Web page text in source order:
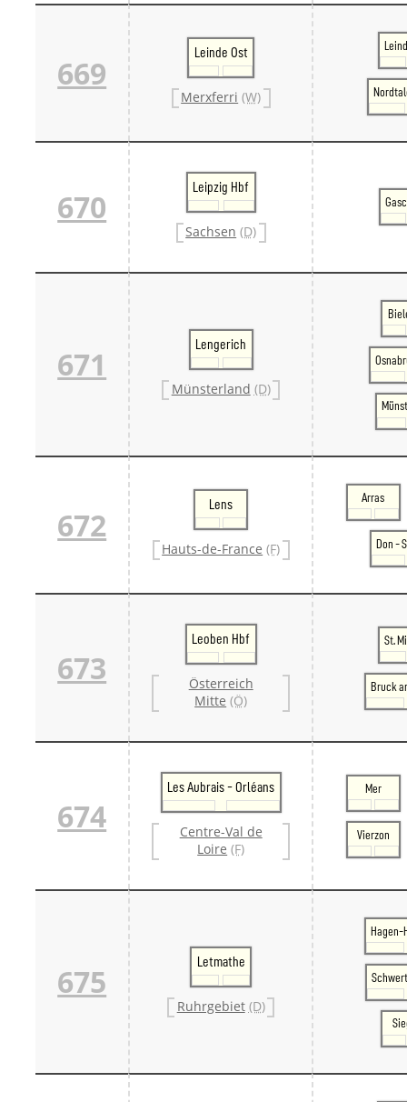
669
Leinde Ost
Merxferri (W)
670
Leipzig Hbf
Sachsen (D)
671
Lengerich
Münsterland (D)
672
Lens
Hauts-de-France (F)
Arras
Don -
673
Leoben Hbf
Österreich
Mitte (Ö)
St.
Bruck
674
Les Aubrais - Orléans
Centre-Val de
Loire (F)
Mer
Vierzon
675
Letmathe
Ruhrgebiet (D)
Hagen-